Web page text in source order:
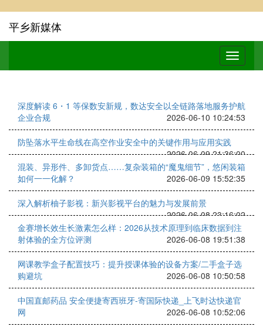
平乡新媒体
深度解读 6・1 等保数安新规，数达安全以全链路落地服务护航
企业合规
2026-06-10 10:24:53
防坠落水平生命线在高空作业安全中的关键作用与应用实践
2026-06-09 21:36:00
混装、异形件、多卸货点……复杂装箱的“魔鬼细节”，悠闲装箱
如何一一化解？
2026-06-09 15:52:35
深入解析柚子影视：新兴影视平台的魅力与发展前景
2026-06-08 23:16:02
金赛增长效生长激素怎么样：2026从技术原理到临床数据到注
射体验的全方位评测
2026-06-08 19:51:38
网课教学盒子配置技巧：提升授课体验的设备方案/二手盒子选
购避坑
2026-06-08 10:50:58
中国直邮药品 安全便捷寄西班牙-寄国际快递_上飞时达快递官
网
2026-06-08 10:52:06